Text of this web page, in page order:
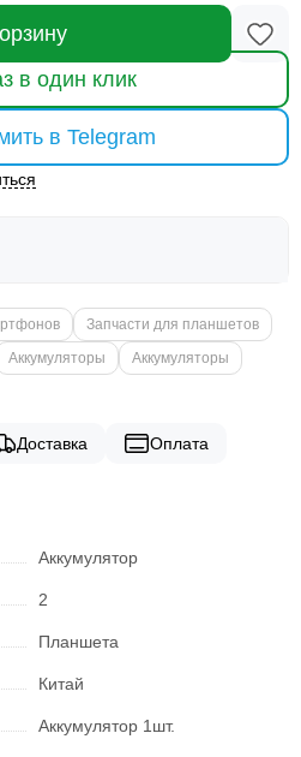
в один клик
в Telegram
Запчасти для планшетов
Аккумуляторы Аккумуляторы
Доставка Оплата
Аккумулятор
2
Планшета
Китай
Аккумулятор 1шт.